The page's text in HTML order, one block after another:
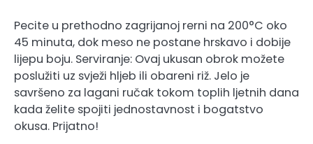
Pecite u prethodno zagrijanoj rerni na 200°C oko
45 minuta, dok meso ne postane hrskavo i dobije
lijepu boju. Serviranje: Ovaj ukusan obrok možete
poslužiti uz svježi hljeb ili obareni riž. Jelo je
savršeno za lagani ručak tokom toplih ljetnih dana
kada želite spojiti jednostavnost i bogatstvo
okusa. Prijatno!